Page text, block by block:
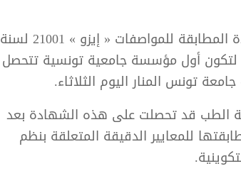
تحصّلت كلية الطب بتونس على شهادة المطابقة للمواصفات « إيزو » 21001 لسنة
لتكون أول مؤسسة جامعية تونسية تتحصل
تونس المنار اليوم الثلاثاء.
الطب قد تحصلت على هذه الشهادة بعد
للمعايير الدقيقة المتعلقة بنظم